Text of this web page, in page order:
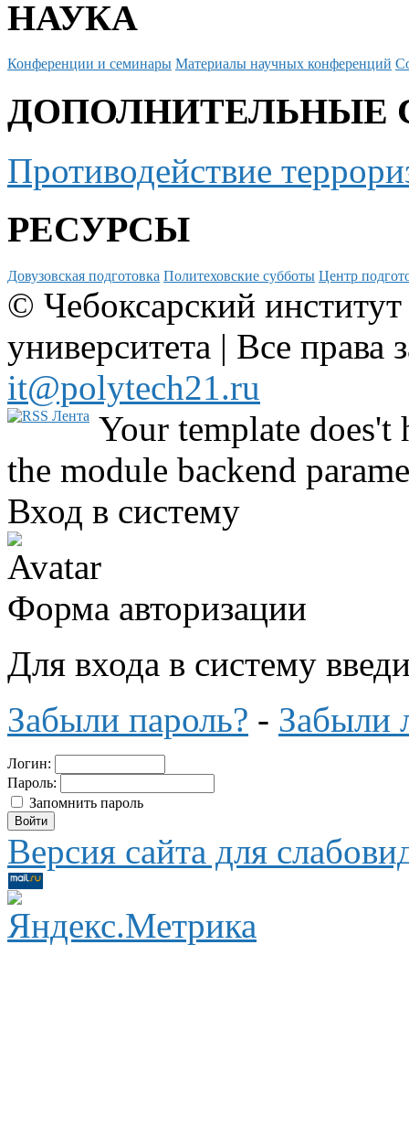
НАУКА
Конференции и семинары Материалы научных конференций
ДОПОЛНИТЕЛЬНЫЕ
Противодействие
РЕСУРСЫ
Довузовская подготовка Политеховские субботы Центр
© Чебоксарский
университета | Все
it@polytech21.ru
Your template
the module backend
Вход в систему
Форма авторизации
Для входа в систему
Забыли пароль? - Забыли
Логин:
Пароль:
Запомнить пароль
Версия сайта для